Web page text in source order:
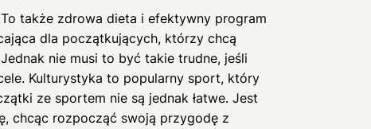
także zdrowa dieta i efektywny program
dla początkujących, którzy chcą
nie musi to być takie trudne, jeśli
Kulturystyka to popularny sport, który
ze sportem nie są jednak łatwe. Jest
chcąc rozpocząć swoją przygodę z